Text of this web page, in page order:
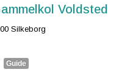
Voldsted
Silkeborg
Guide